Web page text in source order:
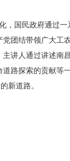
国民政府通过一
团结带领广大工
讲人通过讲述南
路探索的贡献等
新道路。